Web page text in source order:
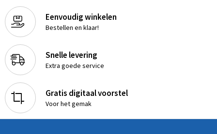
Eenvoudig winkelen
Bestellen en klaar!
Snelle levering
Extra goede service
Gratis digitaal voorstel
Voor het gemak